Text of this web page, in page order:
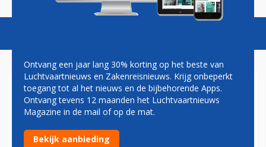
COMPENSATIE
EU: handbagage gratis en compensatie bij vertraging
Ontvang een jaar lang 30% korting op het beste van
Luchtvaartnieuws en Zakenreisnieuws. Krijg onbeperkt
toegang tot al het nieuws en de bijbehorende Apps.
Ontvang tevens 12 maanden het Luchtvaartnieuws
Magazine in de mail of op de mat.
Bekijk aanbieding